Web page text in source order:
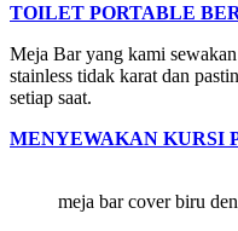
TOILET PORTABLE
Meja Bar yang kami
stainless tidak karat dan
setiap saat.
MENYEWAKAN KURSI
meja bar cover biru